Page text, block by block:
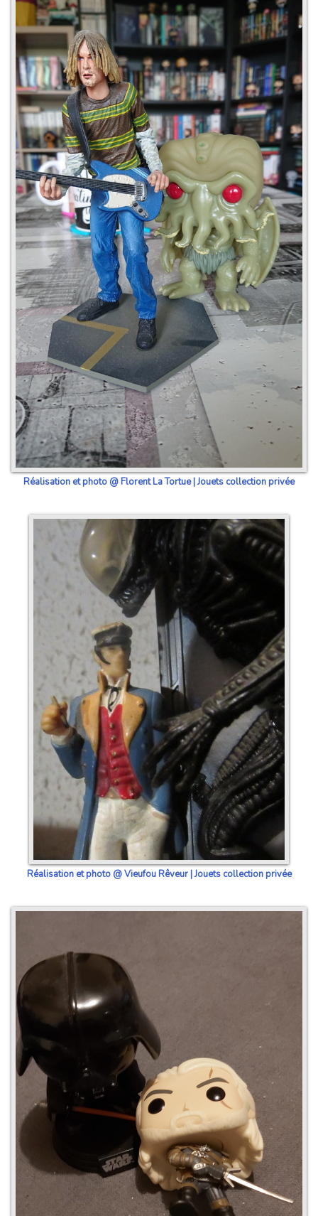
Réalisation et photo @ Florent La Tortue | Jouets collection privée
Réalisation et photo @ Vieufou Rêveur | Jouets collection privée